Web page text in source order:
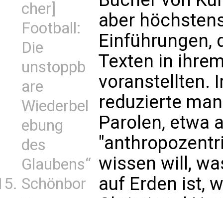
cher]
Football:
Die
unstoppb
are
Wiederbel
ebung
des
Glaubens“
Schönbor
aber
Einführungen,
Texten in
voranstellten.
reduzierte
Parolen, etwa
wissen will,
auf Erden ist,